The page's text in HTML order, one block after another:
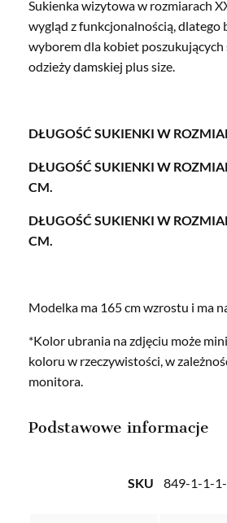
Sukienka wizytowa w rozmiarach
wygląd z funkcjonalnością, dlatego
wyborem dla kobiet
odzieży damskiej plus size.
DŁUGOŚĆ SUKIENKI W
DŁUGOŚĆ SUKIENKI W
CM.
DŁUGOŚĆ SUKIENKI W
CM.
Modelka ma 165 cm wzrostu i ma
*Kolor ubrania na zdjęciu może
koloru w rzeczywistości, w
monitora.
Podstawowe informacje
SKU 849-1-1-